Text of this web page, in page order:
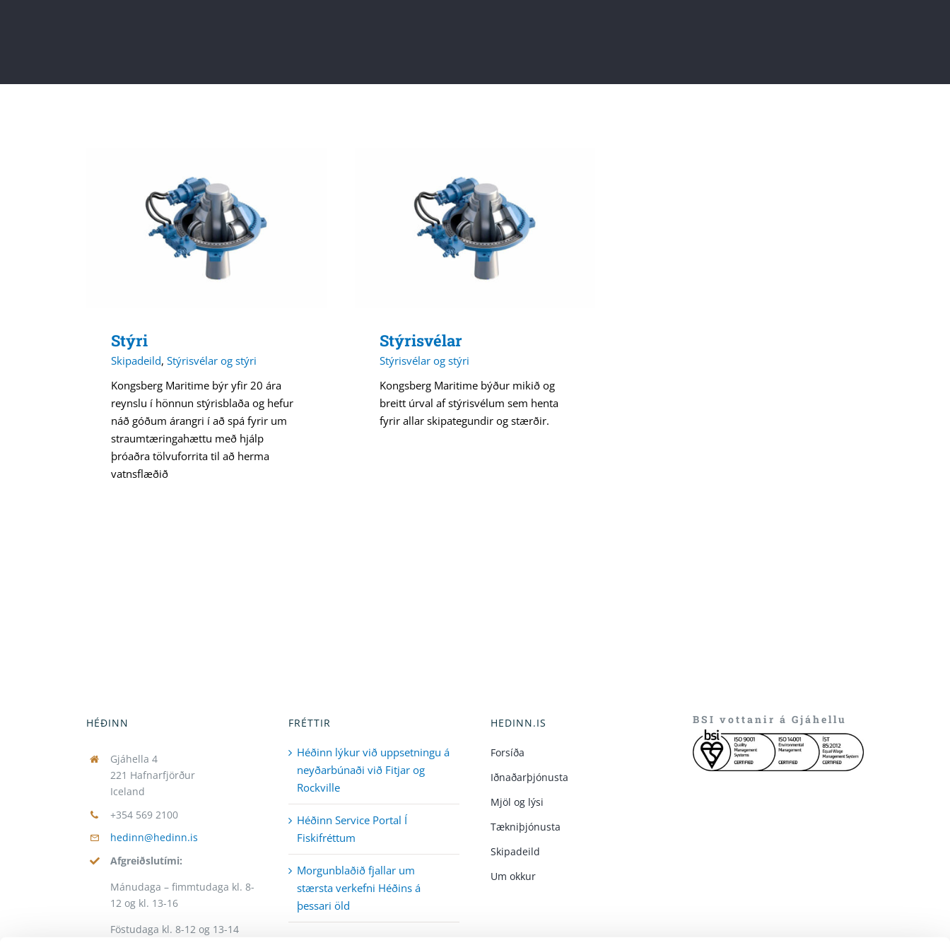
Stýri
Skipadeild, Stýrisvélar og stýri
Kongsberg Maritime býr yfir 20 ára
reynslu í hönnun stýrisblaða og hefur
náð góðum árangri í að spá fyrir um
straumtæringahættu með hjálp
þróaðra tölvuforrita til að herma
vatnsflæðið
Stýrisvélar
Stýrisvélar og stýri
Kongsberg Maritime býður mikið og
breitt úrval af stýrisvélum sem henta
fyrir allar skipategundir og stærðir.
HÉÐINN
Gjáhella 4
221 Hafnarfjörður
Iceland
+354 569 2100
hedinn@hedinn.is
Afgreiðslutími:
Mánudaga – fimmtudaga kl. 8-
12 og kl. 13-16
Föstudaga kl. 8-12 og 13-14
FRÉTTIR
Héðinn lýkur við uppsetningu á
neyðarbúnaði við Fitjar og
Rockville
Héðinn Service Portal Í
Fiskifréttum
Morgunblaðið fjallar um
stærsta verkefni Héðins á
þessari öld
HEDINN.IS
Forsíða
Iðnaðarþjónusta
Mjöl og lýsi
Tækniþjónusta
Skipadeild
Um okkur
BSI vottanir á Gjáhellu